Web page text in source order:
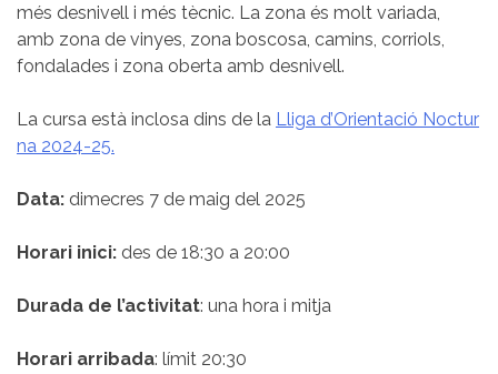
més desnivell i més tècnic. La zona és molt variada,
amb zona de vinyes, zona boscosa, camins, corriols,
fondalades i zona oberta amb desnivell.
La cursa està inclosa dins de la Lliga d’Orientació Noctur
na 2024-25.
Data: dimecres 7 de maig del 2025
Horari inici: des de 18:30 a 20:00
Durada de l’activitat: una hora i mitja
Horari arribada: límit 20:30